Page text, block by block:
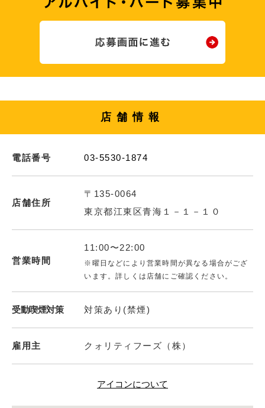
店舗情報
電話番号 03-5530-1874
店舗住所
〒135-0064
東京都江東区青海１－１－１０
営業時間
11:00〜22:00
※曜日などにより営業時間が異なる場合がござ
います。詳しくは店舗にご確認ください。
受動喫煙対策 対策あり(禁煙)
雇用主 クォリティフーズ（株）
アイコンについて